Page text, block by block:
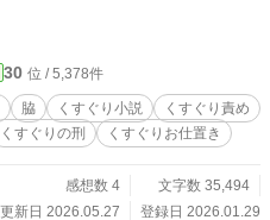
30 位 / 5,378件
脇 くすぐり小説
くすぐり責め
くすぐりの刑 くすぐりお仕置き
感想数 4
文字数 35,494
新日 2026.05.27
登録日 2026.01.29